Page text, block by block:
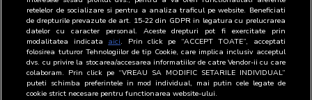
retelelor de socializare si pentru a analiza traficul pe website. Beneficiati
de drepturile prevazute de art. 15-22 din GDPR in legatura cu prelucrarea
datelor cu caracter personal. Aceste drepturi pot fi exercitate prin
modalitatea indicata aici. Prin click pe “ACCEPT TOATE”, acceptati
folosirea tuturor Tehnologiilor de tip Cookie, care implica inclusiv acceptul
dvs. cu privire la stocarea/accesarea informatiilor de catre Vendor-ii cu care
colaboram. Prin click pe “VREAU SA MODIFIC SETARILE INDIVIDUAL”
puteti schimba preferintele in mod individual, mai putin cele legate de
cookie strict necesare pentru functionarea website-ului.